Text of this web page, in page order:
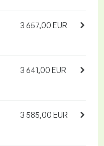
3 657,00 EUR
3 641,00 EUR
3 585,00 EUR